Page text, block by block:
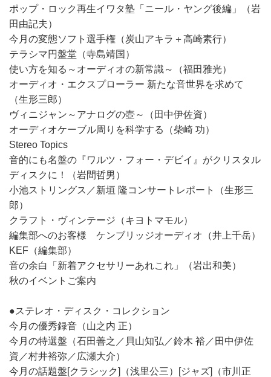
ポップ・ロック再生イワタ塾「ニール・ヤング後編」（岩
田由記夫）
今月の変態ソフト選手権（炭山アキラ＋高崎素行）
テラシマ円盤堂（寺島靖国）
使い方を知る～オーディオの新常識～（福田雅光）
オーディオ・エクスプローラー 新たな音世界を求めて
（生形三郎）
ヴィニジャン～アナログの壺～（田中伊佐資）
オーディオケーブル周りを科学する（柴崎 功）
Stereo Topics
音的にも名盤の『ワルツ・フォー・デビイ』がクリスタル
ディスクに！（岩間哲男）
小池ストリングス／新垣 隆コンサートレポート（生形三
郎）
クラフト・ヴィンテージ（キヨトマモル）
編集部へのお客様 ケンブリッジオーディオ（井上千岳）
KEF（編集部）
音の余白「新着アクセサリーあれこれ」（岩出和美）
秋のイベントご案内
●ステレオ・ディスク・コレクション
今月の優秀録音（山之内 正）
今月の特選盤（石田善之／貝山知弘／鈴木 裕／田中伊佐
資／村井裕弥／広瀬大介）
今月の話題盤[クラシック]（浅里公三）[ジャズ]（市川正